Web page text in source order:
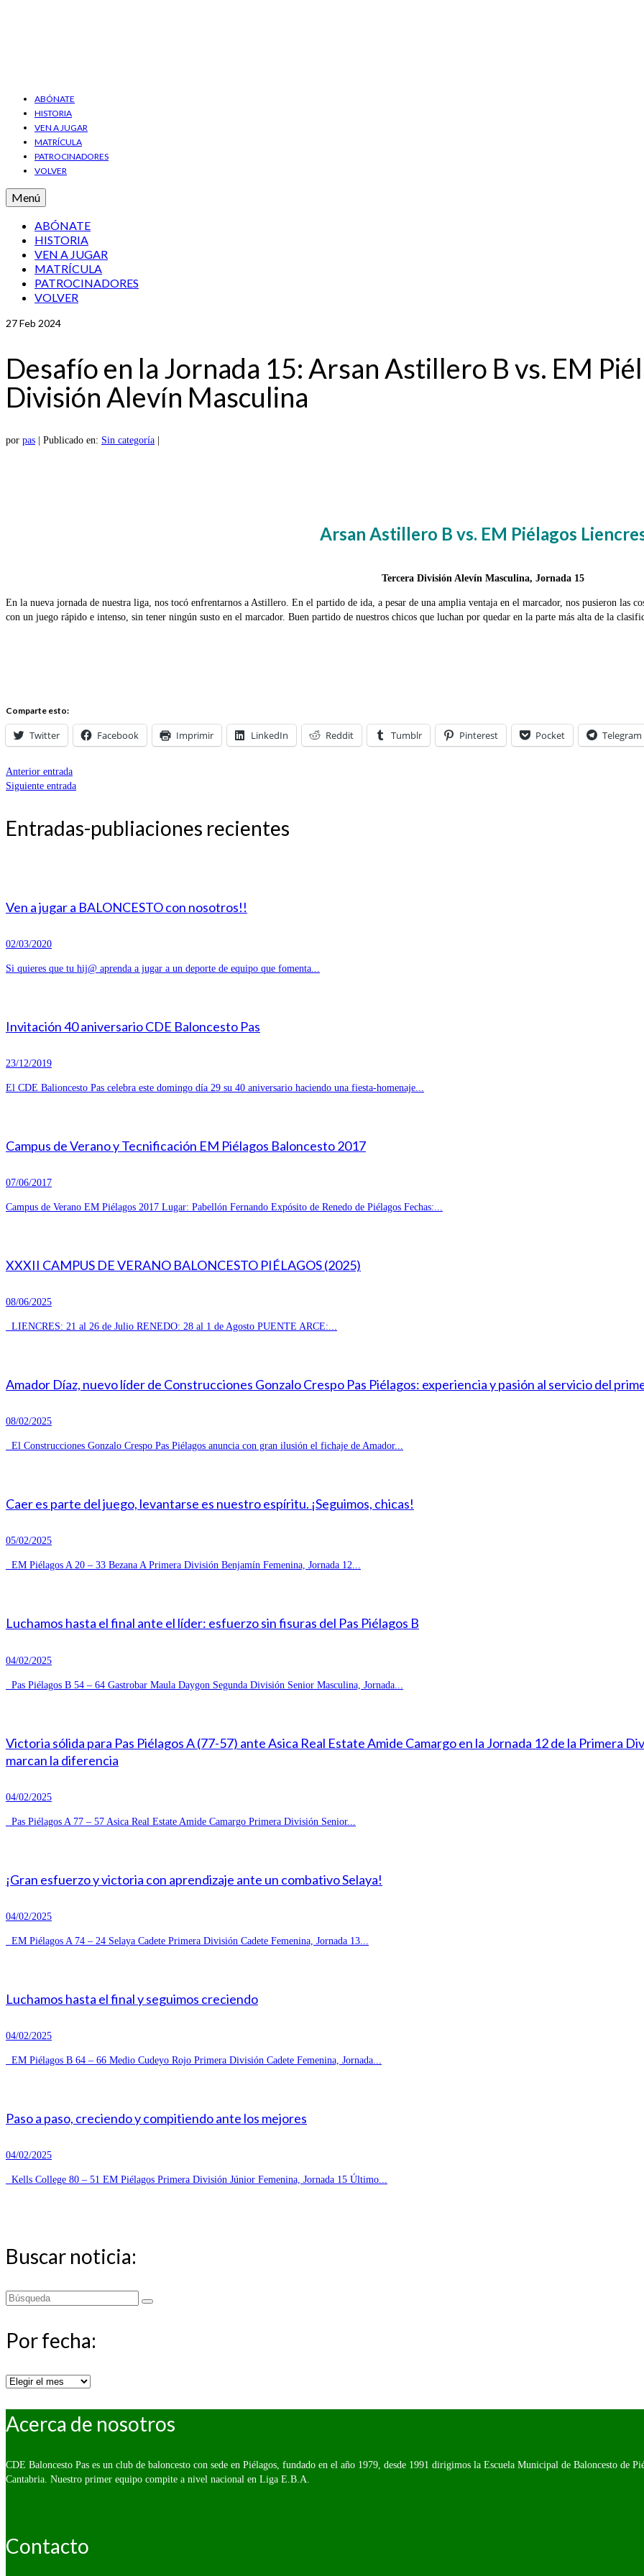
ABÓNATE
HISTORIA
VEN A JUGAR
MATRÍCULA
PATROCINADORES
VOLVER
Menú
ABÓNATE
HISTORIA
VEN A JUGAR
MATRÍCULA
PATROCINADORES
VOLVER
27Feb 2024
Desafío en la Jornada 15: Arsan Astillero B vs. EM
División Alevín Masculina
por pas Publicado en: Sin categoría
Arsan Astillero B vs. EM Piélagos
Tercera División Alevín Masculina, Jornada 15
En la nueva jornada de nuestra liga, nos tocó enfrentarnos a Astillero. En el partido de ida, a pesar de una amplia ventaja en el marcador, nos pusieron las
con un juego rápido e intenso, sin tener ningún susto en el marcador. Buen partido de nuestros chicos que luchan por quedar en la parte más alta de la
Comparte esto:
Twitter Facebook Imprimir LinkedIn Reddit Tumblr Pinterest Pocket Telegram
Anterior entrada
Siguiente entrada
Entradas-publiaciones recientes
Ven a jugar a BALONCESTO con nosotros!!
02/03/2020
Si quieres que tu hij@ aprenda a jugar a un deporte de equipo que fomenta...
Invitación 40 aniversario CDE Baloncesto Pas
23/12/2019
El CDE Balioncesto Pas celebra este domingo día 29 su 40 aniversario haciendo una fiesta-homenaje...
Campus de Verano y Tecnificación EM Piélagos Baloncesto 2017
07/06/2017
Campus de Verano EM Piélagos 2017 Lugar: Pabellón Fernando Expósito de Renedo de Piélagos Fechas:...
XXXII CAMPUS DE VERANO BALONCESTO PIÉLAGOS (2025)
08/06/2025
LIENCRES: 21 al 26 de Julio RENEDO: 28 al 1 de Agosto PUENTE ARCE:...
Amador Díaz, nuevo líder de Construcciones Gonzalo Crespo Pas Piélagos: experiencia y pasión al servicio del
08/02/2025
El Construcciones Gonzalo Crespo Pas Piélagos anuncia con gran ilusión el fichaje de Amador...
Caer es parte del juego, levantarse es nuestro espíritu. ¡Seguimos, chicas!
05/02/2025
EM Piélagos A 20 – 33 Bezana A Primera División Benjamín Femenina, Jornada 12...
Luchamos hasta el final ante el líder: esfuerzo sin fisuras del Pas Piélagos B
04/02/2025
Pas Piélagos B 54 – 64 Gastrobar Maula Daygon Segunda División Senior Masculina, Jornada...
Victoria sólida para Pas Piélagos A (77-57) ante Asica Real Estate Amide Camargo en la Jornada 12 de la Primera
marcan la diferencia
04/02/2025
Pas Piélagos A 77 – 57 Asica Real Estate Amide Camargo Primera División Senior...
¡Gran esfuerzo y victoria con aprendizaje ante un combativo Selaya!
04/02/2025
EM Piélagos A 74 – 24 Selaya Cadete Primera División Cadete Femenina, Jornada 13...
Luchamos hasta el final y seguimos creciendo
04/02/2025
EM Piélagos B 64 – 66 Medio Cudeyo Rojo Primera División Cadete Femenina, Jornada...
Paso a paso, creciendo y compitiendo ante los mejores
04/02/2025
Kells College 80 – 51 EM Piélagos Primera División Júnior Femenina, Jornada 15 Último...
Buscar noticia:
Buscar
Por fecha:
Por
Acerca de nosotros
CDE Baloncesto Pas es un club de baloncesto con sede en Piélagos, fundado en el año 1979, desde 1991 dirigimos la Escuela Municipal de Baloncesto de
Cantabria. Nuestro primer equipo compite a nivel nacional en Liga E.B.A.
Contacto